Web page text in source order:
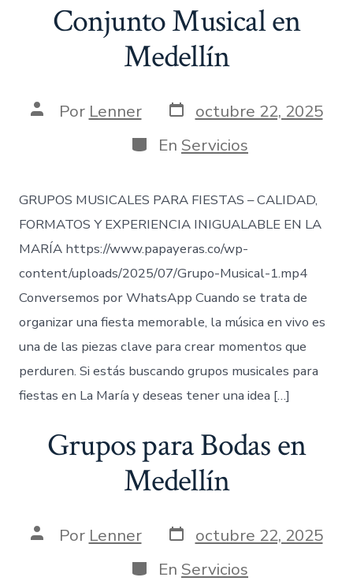
Conjunto Musical en
Medellín
AutorPor Lenner Fecha
de
publicación
octubre 22, 2025
Categorías
En Servicios
GRUPOS MUSICALES PARA FIESTAS – CALIDAD,
FORMATOS Y EXPERIENCIA INIGUALABLE EN LA
MARÍA https://www.papayeras.co/wp-
content/uploads/2025/07/Grupo-Musical-1.mp4
Conversemos por WhatsApp Cuando se trata de
organizar una fiesta memorable, la música en vivo es
una de las piezas clave para crear momentos que
perduren. Si estás buscando grupos musicales para
fiestas en La María y deseas tener una idea […]
Grupos para Bodas en
Medellín
AutorPor Lenner Fecha
de
publicación
octubre 22, 2025
Categorías
En Servicios